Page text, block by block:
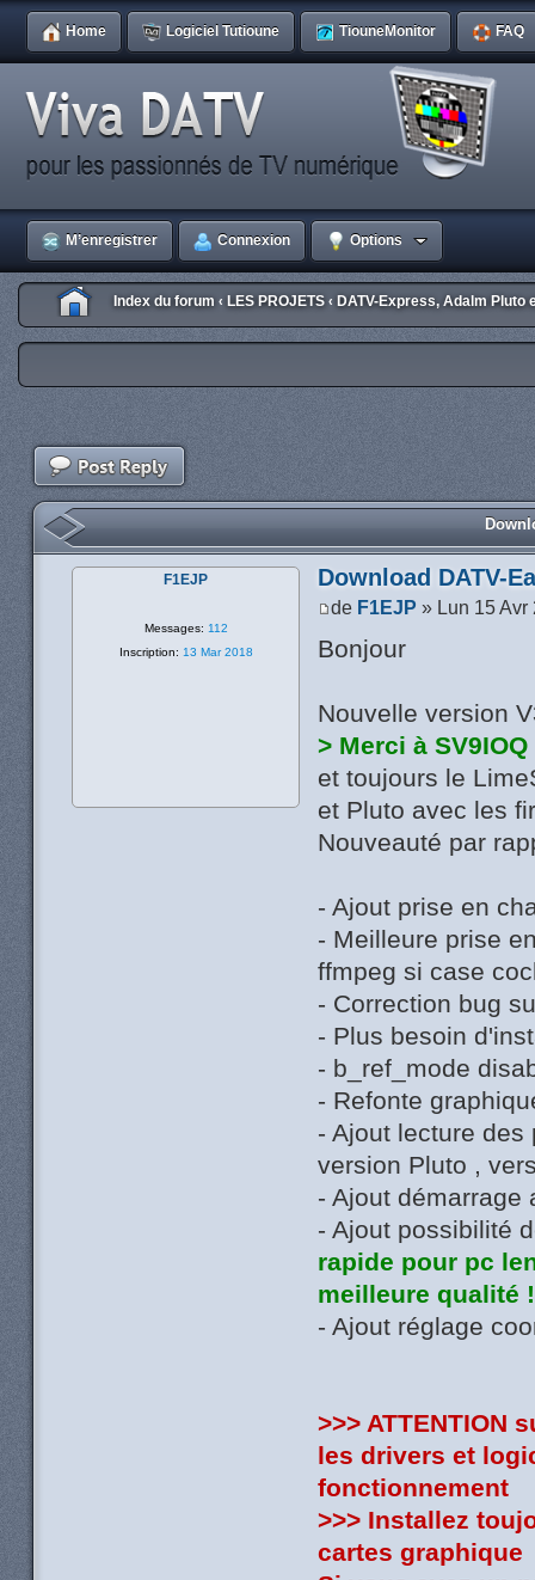
Home Logiciel Tutioune TiouneMonitor FAQ
M’enregistrer Connexion Options
Index du forum ‹ LES PROJETS ‹ DATV-Express, Adalm Pluto
Download DATV-
de F1EJP » Lun 15 Avr
Bonjour
Nouvelle version
> Merci à
et toujours le
et Pluto avec les
Nouveauté par
- Ajout prise en
- Meilleure prise
ffmpeg si case
- Correction bug
- Plus besoin
- b_ref_mode
- Refonte
- Ajout lecture
version Pluto ,
- Ajout démarrage
- Ajout possibilité
rapide pour pc
meilleure qualité !
- Ajout réglage
>>> ATTENTION
les drivers et
fonctionnement
>>> Installez
cartes graphique
F1EJP
Messages: 112
Inscription: 13 Mar 2018